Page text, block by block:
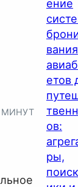
МИНУТ